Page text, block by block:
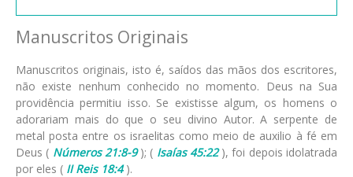
Manuscritos Originais
Manuscritos originais, isto é, saídos das mãos dos escritores,
não existe nenhum conhecido no momento. Deus na Sua
providência permitiu isso. Se existisse algum, os homens o
adorariam mais do que o seu divino Autor. A serpente de
metal posta entre os israelitas como meio de auxilio à fé em
Deus ( Números 21:8-9); ( Isaías 45:22), foi depois idolatrada
por eles ( II Reis 18:4).